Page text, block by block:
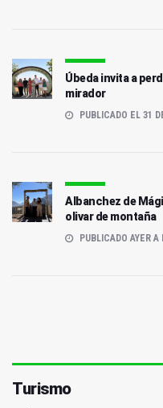
Úbeda invita a
mirador
PUBLICADO EL 31
Albanchez de
olivar de montaña
PUBLICADO AYER
Turismo